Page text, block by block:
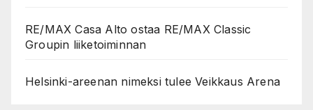
RE/MAX Casa Alto ostaa RE/MAX Classic
Groupin liiketoiminnan
Helsinki-areenan nimeksi tulee Veikkaus Arena